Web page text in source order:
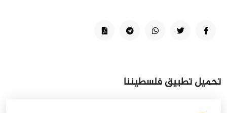
تحميل تطبيق فلسطيننا